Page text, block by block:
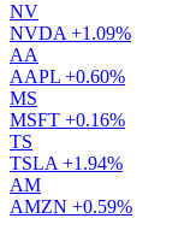
NV
NVDA +1.09%
AA
AAPL +0.60%
MS
MSFT +0.16%
TS
TSLA +1.94%
AM
AMZN +0.59%